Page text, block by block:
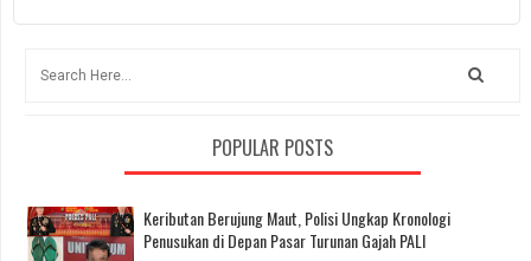
POPULAR POSTS
Keributan Berujung Maut, Polisi Ungkap Kronologi
Penusukan di Depan Pasar Turunan Gajah PALI